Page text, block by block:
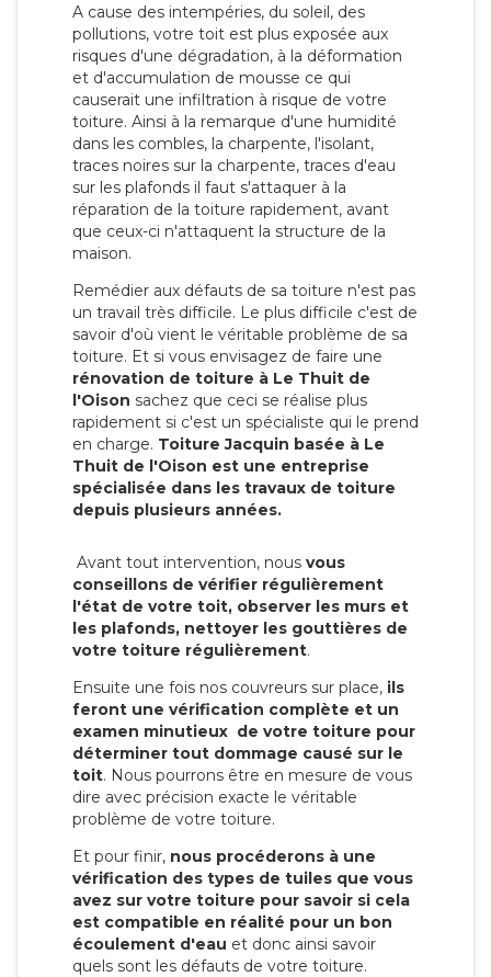
A cause des intempéries, du soleil, des
pollutions, votre toit est plus exposée aux
risques d'une dégradation, à la déformation
et d'accumulation de mousse ce qui
causerait une infiltration à risque de votre
toiture. Ainsi à la remarque d'une humidité
dans les combles, la charpente, l'isolant,
traces noires sur la charpente, traces d'eau
sur les plafonds il faut s'attaquer à la
réparation de la toiture rapidement, avant
que ceux-ci n'attaquent la structure de la
maison.
Remédier aux défauts de sa toiture n'est pas
un travail très difficile. Le plus difficile c'est de
savoir d'où vient le véritable problème de sa
toiture. Et si vous envisagez de faire une
rénovation de toiture à Le Thuit de
l'Oison sachez que ceci se réalise plus
rapidement si c'est un spécialiste qui le prend
en charge. Toiture Jacquin basée à Le
Thuit de l'Oison est une entreprise
spécialisée dans les travaux de toiture
depuis plusieurs années.
Avant tout intervention, nous vous
conseillons de vérifier régulièrement
l'état de votre toit, observer les murs et
les plafonds, nettoyer les gouttières de
votre toiture régulièrement.
Ensuite une fois nos couvreurs sur place, ils
feront une vérification complète et un
examen minutieux de votre toiture pour
déterminer tout dommage causé sur le
toit. Nous pourrons être en mesure de vous
dire avec précision exacte le véritable
problème de votre toiture.
Et pour finir, nous procéderons à une
vérification des types de tuiles que vous
avez sur votre toiture pour savoir si cela
est compatible en réalité pour un bon
écoulement d'eau et donc ainsi savoir
quels sont les défauts de votre toiture.